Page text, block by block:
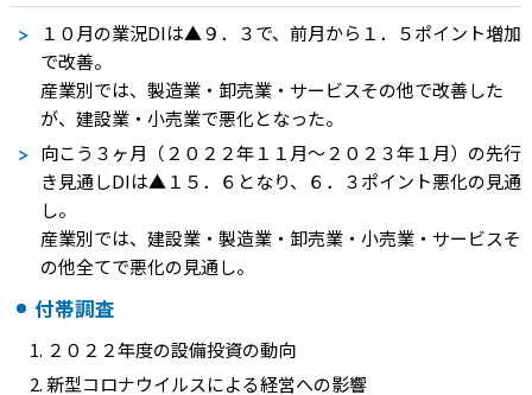
１０月の業況DIは▲９．３で、前月から１．５ポイント増加
で改善。
産業別では、製造業・卸売業・サービスその他で改善した
が、建設業・小売業で悪化となった。
向こう３ヶ月（２０２２年１１月～２０２３年１月）の先行
き見通しDIは▲１５．６ となり、６．３ポイント悪化の見通
し。
産業別では、建設業・製造業・卸売業・小売業・サービスそ
の他全てで悪化の見通し。
付帯調査
２０２２年度の設備投資の動向
新型コロナウイルスによる経営への影響